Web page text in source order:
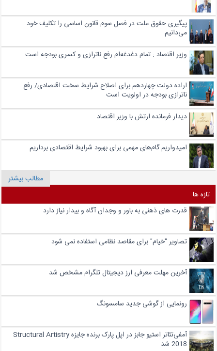
پیگیری حقوق ملت در فصل سوم قانون اساسی را تکلیف خود
می‌دانیم
وزیر اقتصاد : تمام دغدغه‌ام رفع ناترازی و کسری بودجه است
اراده دولت چهاردهم برای اصلاح شرایط سخت اقتصادی/ رفع
ناترازی بودجه در اولویت است
دیدار فرمانده ارتش با وزیر اقتصاد
امیدواریم گام‌های مهمی برای بهبود شرایط اقتصادی برداریم
مطالب بیشتر
تازه ها
قدرت های ذهنی به باور و وجدان آگاه و بیدار نیاز دارد
تصاویر "خیام" برای مقاصد نظامی استفاده نمی شود
آخرین مهلت معرفی ارز دیجیتال تلگرام مشخص شد
رونمایی از گوشی جدید سامسونگ
آمفی‌تئاتر استیو جابز در اپل پارک برنده‌ جایزه‌ Structural Artistry
2018 شد